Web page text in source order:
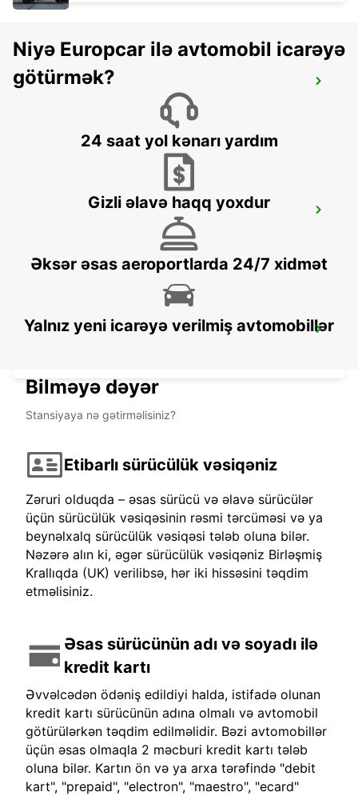
SAINTE MAXIME (NEAR ST TROPEZ)-
SAINTE MAXIME - FRANCE
AUBAGNE
Niyə Europcar ilə avtomobil icarəyə
götürmək?
24 saat yol kənarı yardım
Gizli əlavə haqq yoxdur
Əksər əsas aeroportlarda 24/7 xidmət
Yalnız yeni icarəyə verilmiş avtomobillər
Bilməyə dəyər
Stansiyaya nə gətirməlisiniz?
Etibarlı sürücülük vəsiqəniz
Zəruri olduqda – əsas sürücü və əlavə sürücülər
üçün sürücülük vəsiqəsinin rəsmi tərcüməsi və ya
beynəlxalq sürücülük vəsiqəsi tələb oluna bilər.
Nəzərə alın ki, əgər sürücülük vəsiqəniz Birləşmiş
Krallıqda (UK) verilibsə, hər iki hissəsini təqdim
etməlisiniz.
Əsas sürücünün adı və soyadı ilə
kredit kartı
Əvvəlcədən ödəniş edildiyi halda, istifadə olunan
kredit kartı sürücünün adına olmalı və avtomobil
götürülərkən təqdim edilməlidir. Bəzi avtomobillər
üçün əsas olmaqla 2 məcburi kredit kartı tələb
oluna bilər. Kartın ön və ya arxa tərəfində "debit
kart", "prepaid", "electron", "maestro", "ecard"